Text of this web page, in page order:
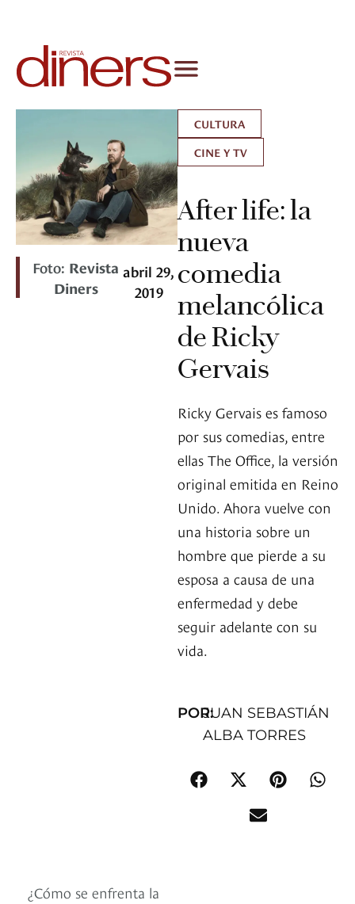
Foto: Revista
Diners
abril 29,
2019
CULTURA
CINE Y TV
After life: la
nueva
comedia
melancólica
de Ricky
Gervais
Ricky Gervais es famoso
por sus comedias, entre
ellas The Office, la versión
original emitida en Reino
Unido. Ahora vuelve con
una historia sobre un
hombre que pierde a su
esposa a causa de una
enfermedad y debe
seguir adelante con su
vida.
POR:JUAN SEBASTIÁN
ALBA TORRES
¿Cómo se enfrenta la